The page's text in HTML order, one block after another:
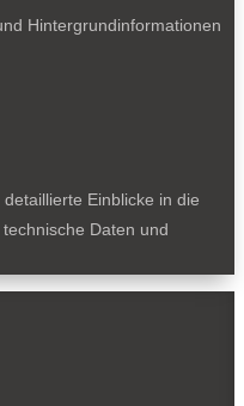
Hintergrundinformationen
Einblicke in die
Daten und